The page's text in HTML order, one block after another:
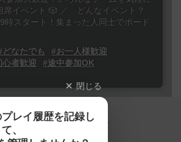
席イベント 🎲 ／ どんなイベント？
時スタート！集まった人同士でボード
どなたでも
#お一人様歓迎
心者歓迎
#途中参加OK
閉じる
レイ履歴を記録し
て、
ーマ】ボードゲームの総合情報サイト